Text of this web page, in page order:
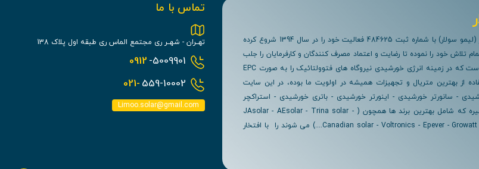
ما به عنوان شرکت لیمو انرژی سبز (لیمو سولار) با شماره ثبت 484625 فعالیت خود را در سال 1394 شروع کرده
تلاش خود را نموده تا رضایت و اعتماد مصرف کنندگان و کارفرمایان را جلب
نماییم. هم اکنون بیش از 10 سال است که در زمینه انرژی خورشیدی نیروگاه های فتوولتائیک را به صورت EPC
از بهترین متریال و تجهیزات همیشه در اولویت ما بوده، در این سایت
- سانورتر خورشیدی - اینورتر خورشیدی - باتری خورشیدی - استراکچر
خورشیدی - روشنایی خورشیدی و غیره که شامل بهترین برند ها همچون ( JAsolar - AEsolar - Trina solar -
Canadian solar - Voltronics - Epever - Growatt - Kaco - Fronius - Sma - Victron....) می شوند را با افتخار
تماس با ما
تهــران - شهــر ری مجتمع الماس ری طبقه اول پلاک 138
0912 -5009901
021- 559-10002
Limoo.solar@gmail.com